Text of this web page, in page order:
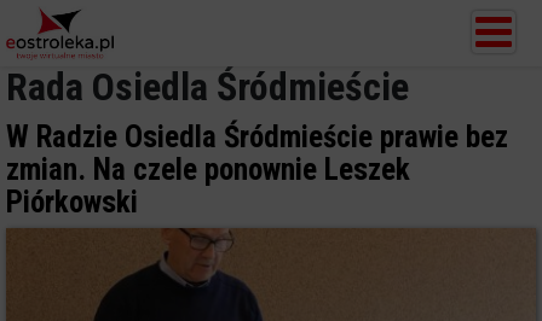
Rada Osiedla Śródmieście
W Radzie Osiedla Śródmieście prawie bez
zmian. Na czele ponownie Leszek
Piórkowski